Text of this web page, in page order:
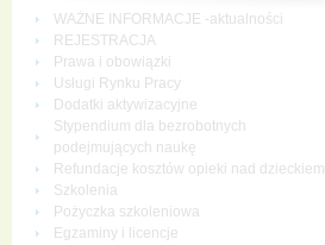
WAŻNE INFORMACJE -aktualności
REJESTRACJA
Prawa i obowiązki
Usługi Rynku Pracy
Dodatki aktywizacyjne
Stypendium dla bezrobotnych
podejmujących naukę
Refundacje kosztów opieki nad dzieckiem
Szkolenia
Pożyczka szkoleniowa
Egzaminy i licencje